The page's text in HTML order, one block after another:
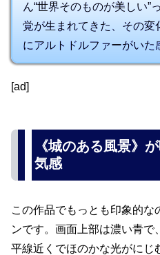
ん“世界そのものが美しい”
覚が生まれてきた、その変
にアルトドルファーがいた
[ad]
《城のある風景》
気感
この作品でもっとも印象的な
ンです。画面上部は濃い青
平線近くでほのかな光がにじ